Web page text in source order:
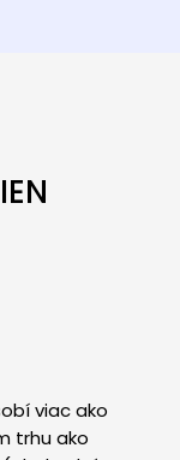
viac ako
trhu ako